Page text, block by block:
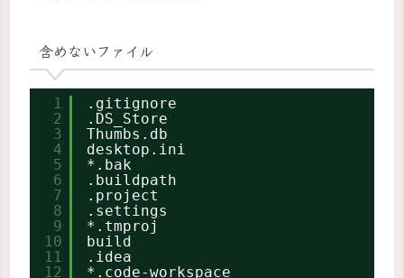
含めないファイル
1
2
3
4
5
6
7
8
9
10
11
12
.gitignore
.DS_Store
Thumbs.db
desktop.ini
*.bak
.buildpath
.project
.settings
*.tmproj
build
.idea
*.code-workspace